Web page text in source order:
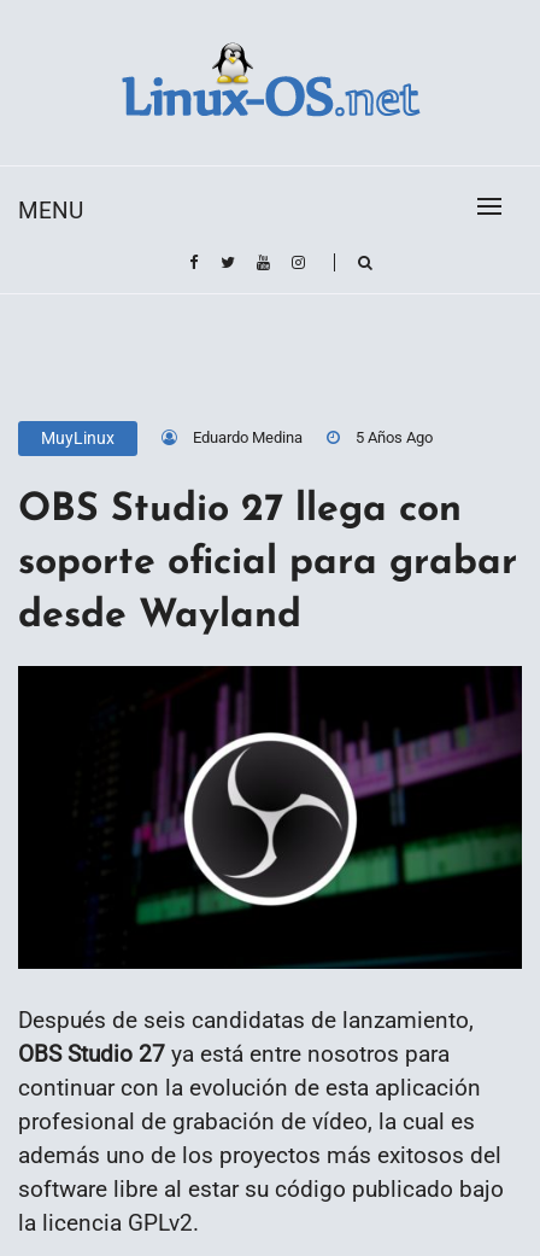
MENU
MuyLinux Eduardo Medina 5 Años Ago
OBS Studio 27 llega con
soporte oficial para grabar
desde Wayland
Después de seis candidatas de lanzamiento,
OBS Studio 27 ya está entre nosotros para
continuar con la evolución de esta aplicación
profesional de grabación de vídeo, la cual es
además uno de los proyectos más exitosos del
software libre al estar su código publicado bajo
la licencia GPLv2.